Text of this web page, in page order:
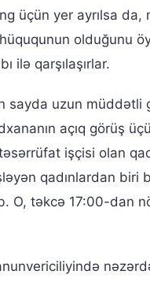
üçün yer ayrılsa da,
olduğunu
ilə qarşılaşırlar.
sayda uzun müddətli
açıq görüş
işçisi olan
qadınlardan biri
O, təkcə 17:00-dan